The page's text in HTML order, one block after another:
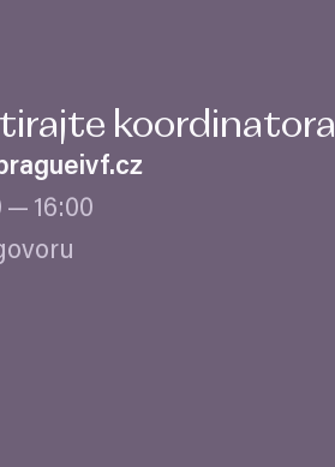
koordinatora
— 16:00